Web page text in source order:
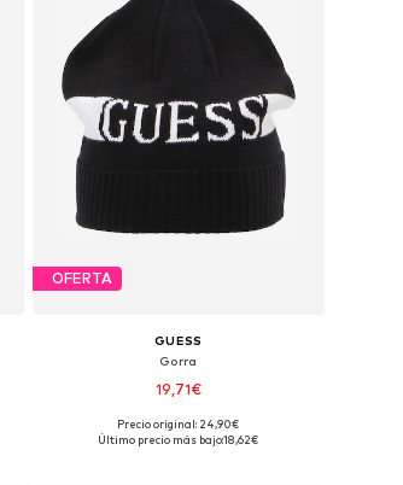
OFERTA
GUESS
Gorra
19,71€
Tallas disponibles: 54-56, 56-58
Precio original: 24,90€
Último precio más bajo:18,62€